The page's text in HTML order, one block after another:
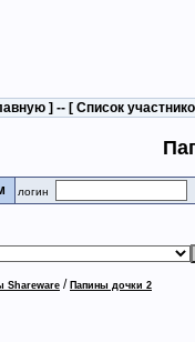
] -- [ Список
логин
Shareware / Папины дочки 2